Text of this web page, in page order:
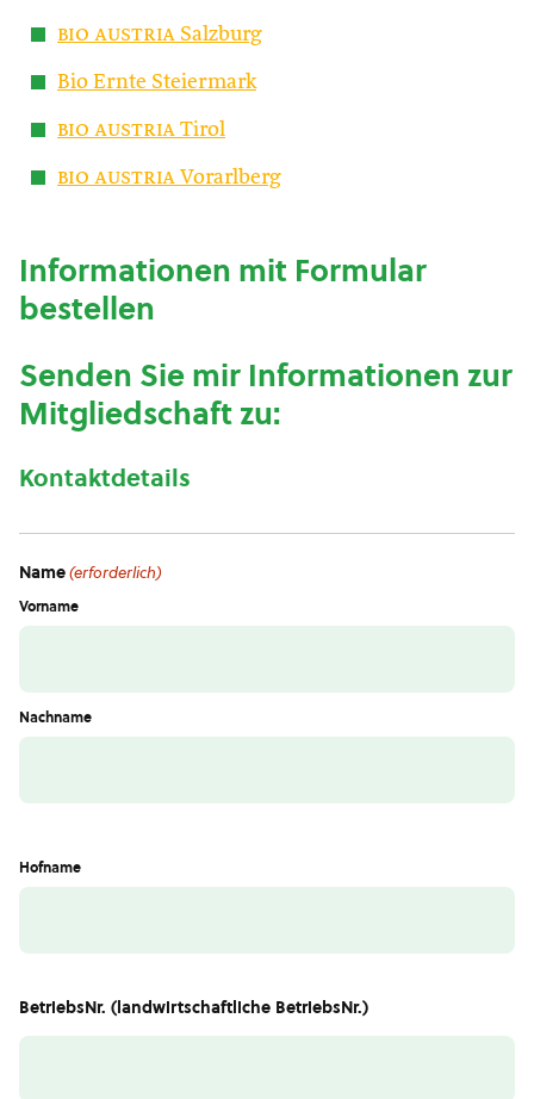
bio austria Salzburg
Bio Ernte Steiermark
bio austria Tirol
bio austria Vorarlberg
Informationen mit Formular
bestellen
Senden Sie mir Informationen zur
Mitgliedschaft zu:
Kontaktdetails
Name(erforderlich)
Vorname
Nachname
Hofname
BetriebsNr. (landwirtschaftliche BetriebsNr.)